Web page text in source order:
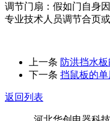
调节门扇：假如门自身
专业技术人员调节合页
上一条 防洪挡水
下一条 挡鼠板的
返回列表